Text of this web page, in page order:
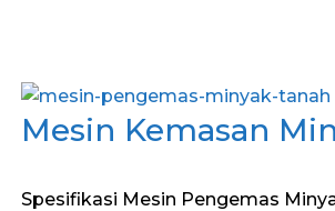
Mesin Kemasan
Spesifikasi Mesin Pengemas